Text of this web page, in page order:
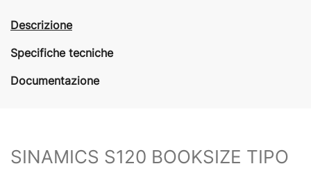
Descrizione
Specifiche tecniche
Documentazione
SINAMICS S120 BOOKSIZE TIPO